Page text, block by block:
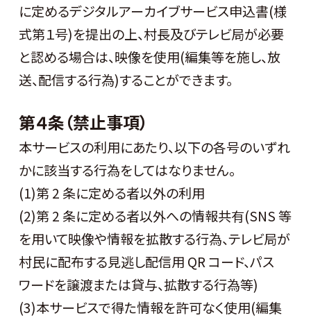
に定めるデジタルアーカイブサービス申込書(様
式第１号)を提出の上、村長及びテレビ局が必要
と認める場合は、映像を使用(編集等を施し、放
送、配信する行為)することができます。
第４条（禁止事項）
本サービスの利用にあたり、以下の各号のいずれ
かに該当する行為をしてはなりません。
(1)第 2 条に定める者以外の利用
(2)第 2 条に定める者以外への情報共有(SNS 等
を用いて映像や情報を拡散する行為、テレビ局が
村民に配布する見逃し配信用 QR コード、パス
ワードを譲渡または貸与、拡散する行為等)
(3)本サービスで得た情報を許可なく使用(編集